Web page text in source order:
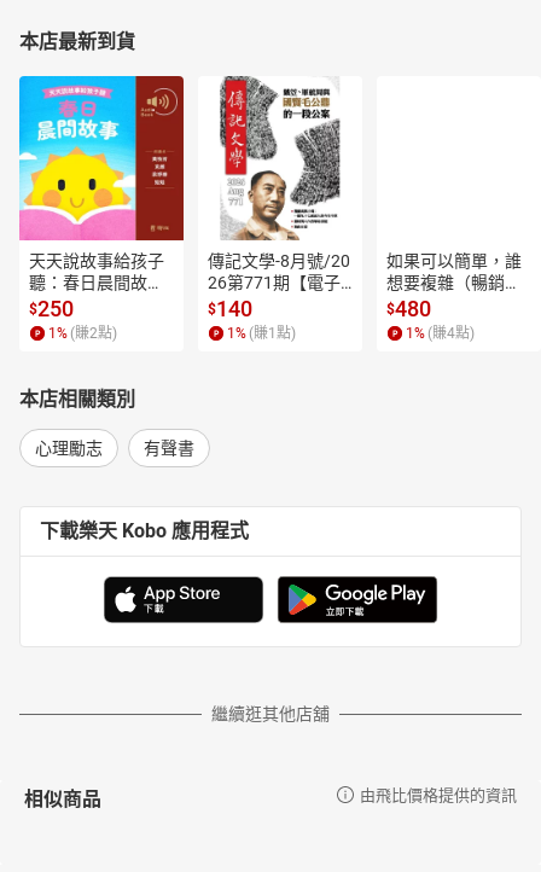
本店最新到貨
天天說故事給孩子
聽：春日晨間故事
【有聲書】
$250
1 % (賺2點)
傳記文學-8月號/20
26第771期【電子
書】
$140
1 % (賺1 點)
如果可以簡單，誰
想要複雜（暢銷經
典新編版）【電子
書】
$480
1 % (賺4點)
本店相關類別
心理勵志 有聲書
下載樂天 Kobo 應用程式
繼續逛其他店舖
相似商品 由飛比價格提供的資訊